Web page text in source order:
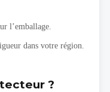
l’emballage.
dans votre région.
?